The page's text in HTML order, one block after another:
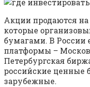
Акции продаются
которые
бумагами. В России
платформы –
Петербургская
российские ценные
зарубежные.